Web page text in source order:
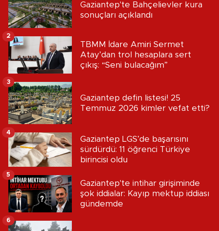
Gaziantep'te Bahçelievler kura
sonuçları açıklandı
TBMM İdare Amiri Sermet
Atay’dan trol hesaplara sert
çıkış: “Seni bulacağım”
2
Gaziantep defin listesi! 25
Temmuz 2026 kimler vefat etti?
3
Gaziantep LGS’de başarısını
sürdürdü: 11 öğrenci Türkiye
birincisi oldu
4
Gaziantep'te intihar girişiminde
şok iddialar: Kayıp mektup iddiası
gündemde
5
6